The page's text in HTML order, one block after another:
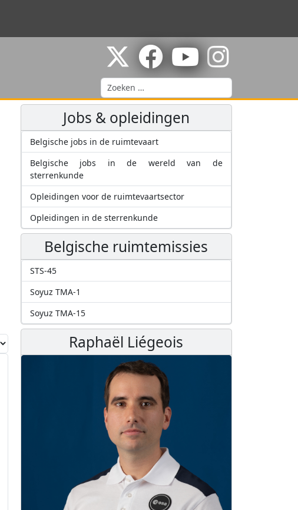
Zoeken
Jobs & opleidingen
Belgische jobs in de ruimtevaart
Belgische jobs in de wereld van de
sterrenkunde
Opleidingen voor de ruimtevaartsector
Opleidingen in de sterrenkunde
Belgische ruimtemissies
STS-45
Soyuz TMA-1
Soyuz TMA-15
Raphaël Liégeois